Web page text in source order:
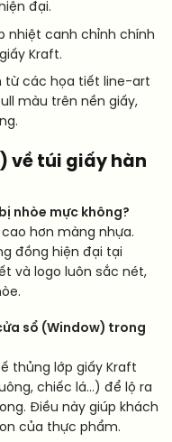
đại.
nhiệt canh chỉnh chính
Kraft.
từ các họa tiết line-art
màu trên nền giấy,
về túi giấy hàn
nhòe mực không?
hơn màng nhựa.
đồng hiện đại tại
và logo luôn sắc nét,
sổ (Window) trong
thủng lớp giấy Kraft
chiếc lá…) để lộ ra
Điều này giúp khách
của thực phẩm.